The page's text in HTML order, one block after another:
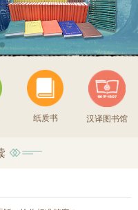
纸质书 汉译图书馆